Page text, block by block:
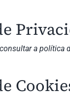
a política